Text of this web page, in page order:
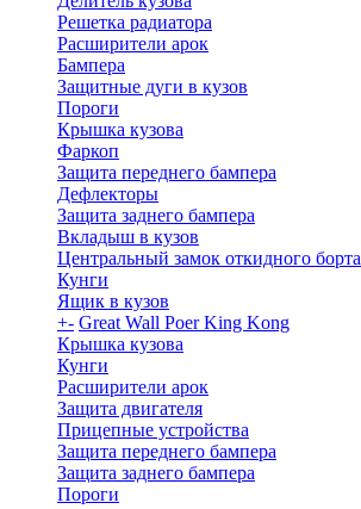
Решетка радиатора
Расширители арок
Бампера
Защитные дуги в кузов
Пороги
Крышка кузова
Фаркоп
Защита переднего бампера
Дефлекторы
Защита заднего бампера
Вкладыш в кузов
Центральный замок откидного борта
Кунги
Ящик в кузов
+- Great Wall Poer King Kong
Крышка кузова
Кунги
Расширители арок
Защита двигателя
Прицепные устройства
Защита переднего бампера
Защита заднего бампера
Пороги